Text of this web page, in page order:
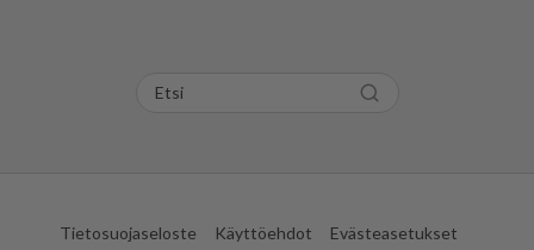
Tietosuojaseloste Käyttöehdot
Evästeasetukset